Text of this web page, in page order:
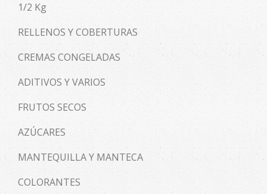
1/2 Kg
RELLENOS Y COBERTURAS
CREMAS CONGELADAS
ADITIVOS Y VARIOS
FRUTOS SECOS
AZÚCARES
MANTEQUILLA Y MANTECA
COLORANTES